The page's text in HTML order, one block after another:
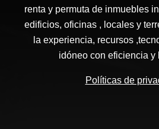
renta y permuta de inmuebles
edificios, oficinas , locales y
la experiencia, recursos
idóneo con eficiencia y
Políticas de